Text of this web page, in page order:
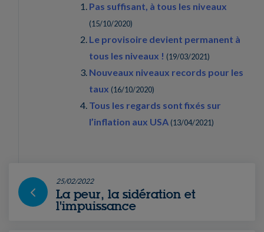
Pas suffisant, à tous les niveaux
(15/10/2020)
Le provisoire devient permanent à
tous les niveaux ! (19/03/2021)
Nouveaux niveaux records pour les
taux (16/10/2020)
Tous les regards sont fixés sur
l’inflation aux USA (13/04/2021)
25/02/2022
La peur, la sidération et
l'impuissance